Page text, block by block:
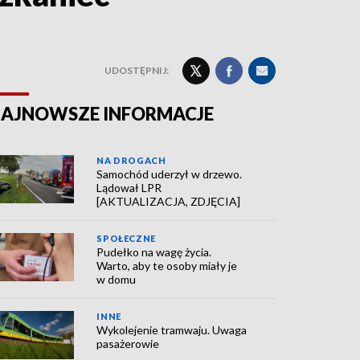
UDOSTĘPNIJ:
INFORMACJE
NA DROGACH
Samochód uderzył w drzewo.
Lądował LPR
[AKTUALIZACJA, ZDJĘCIA]
SPOŁECZNE
Pudełko na wagę życia.
Warto, aby te osoby miały je
w domu
INNE
Wykolejenie tramwaju. Uwaga
pasażerowie